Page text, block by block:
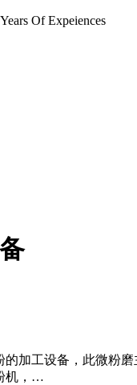
Of Expeiences
加工设备，此微粉
机，…